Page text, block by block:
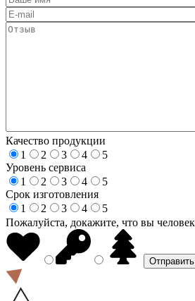
Качество продукции
1
2 3 4
5
Уровень сервиса
1
2 3 4
5
Срок изготовления
1
2 3 4
5
Пожалуйста, докажите, что вы